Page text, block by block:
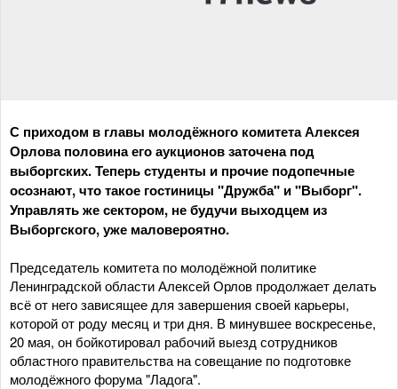
С приходом в главы молодёжного комитета Алексея
Орлова половина его аукционов заточена под
выборгских. Теперь студенты и прочие подопечные
осознают, что такое гостиницы "Дружба" и "Выборг".
Управлять же сектором, не будучи выходцем из
Выборгского, уже маловероятно.
Председатель комитета по молодёжной политике
Ленинградской области Алексей Орлов продолжает делать
всё от него зависящее для завершения своей карьеры,
которой от роду месяц и три дня. В минувшее воскресенье,
20 мая, он бойкотировал рабочий выезд сотрудников
областного правительства на совещание по подготовке
молодёжного форума "Ладога".